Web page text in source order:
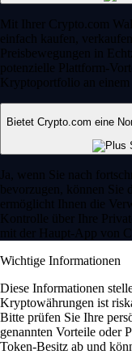
Mit Ihrer Crypto.com
einfach kaufen,
Preisbewegungen in
potenzielle Plattform-
Kryptoportfolio an einem
Bietet Crypto.com eine
Ja, wenn Sie nach
bevorzugen, können Sie
ermöglicht Ihnen die
Kontrolle über Ihre
mit der Haupt-App von
Wichtige Informationen
Diese Informationen
Kryptowährungen ist
Bitte prüfen Sie Ihre
genannten Vorteile oder
Token-Besitz ab und